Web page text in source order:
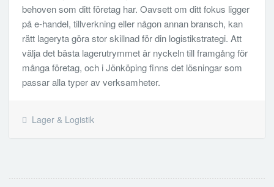
behoven som ditt företag har. Oavsett om ditt fokus ligger
på e-handel, tillverkning eller någon annan bransch, kan
rätt lageryta göra stor skillnad för din logistikstrategi. Att
välja det bästa lagerutrymmet är nyckeln till framgång för
många företag, och i Jönköping finns det lösningar som
passar alla typer av verksamheter.
Lager & Logistik